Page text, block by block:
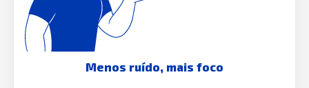
Menos ruído, mais foco